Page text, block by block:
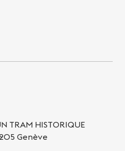
TRAM HISTORIQUE
Genève